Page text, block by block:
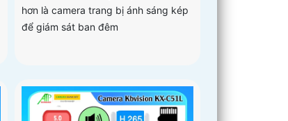
hơn là camera trang bị ánh sáng kép
để giám sát ban đêm